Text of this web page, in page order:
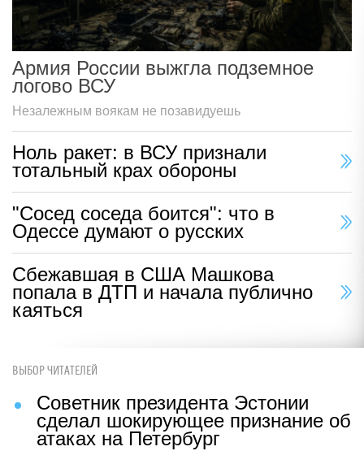
Армия России выжгла подземное
логово ВСУ
Незалежным воякам не позавидуешь
Ноль ракет: в ВСУ признали
тотальный крах обороны
"Сосед соседа боится": что в
Одессе думают о русских
Сбежавшая в США Машкова
попала в ДТП и начала публично
каяться
ВЫБОР ЧИТАТЕЛЕЙ
Советник президента Эстонии
сделал шокирующее признание об
атаках на Петербург